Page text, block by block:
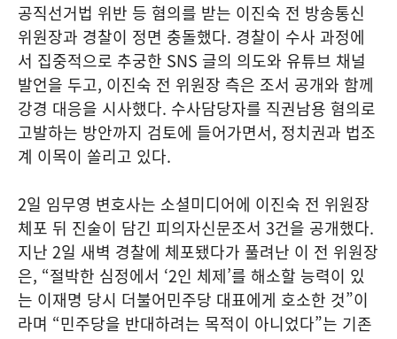
공직선거법 위반 등 혐의를 받는 이진숙 전 방송통신
위원장과 경찰이 정면 충돌했다. 경찰이 수사 과정에
서 집중적으로 추궁한 SNS 글의 의도와 유튜브 채널
발언을 두고, 이진숙 전 위원장 측은 조서 공개와 함께
강경 대응을 시사했다. 수사담당자를 직권남용 혐의로
고발하는 방안까지 검토에 들어가면서, 정치권과 법조
계 이목이 쏠리고 있다.
2일 임무영 변호사는 소셜미디어에 이진숙 전 위원장
체포 뒤 진술이 담긴 피의자신문조서 3건을 공개했다.
지난 2일 새벽 경찰에 체포됐다가 풀려난 이 전 위원장
은, “절박한 심정에서 ‘2인 체제’를 해소할 능력이 있
는 이재명 당시 더불어민주당 대표에게 호소한 것”이
라며 “민주당을 반대하려는 목적이 아니었다”는 기존